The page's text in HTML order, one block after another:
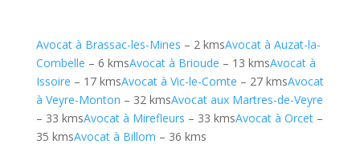
Avocat à Brassac-les-Mines – 2 kmsAvocat à Auzat-la-
Combelle – 6 kmsAvocat à Brioude – 13 kmsAvocat à
Issoire – 17 kmsAvocat à Vic-le-Comte – 27 kmsAvocat
à Veyre-Monton – 32 kmsAvocat aux Martres-de-Veyre
– 33 kmsAvocat à Mirefleurs – 33 kmsAvocat à Orcet–
35 kmsAvocat à Billom – 36 kms